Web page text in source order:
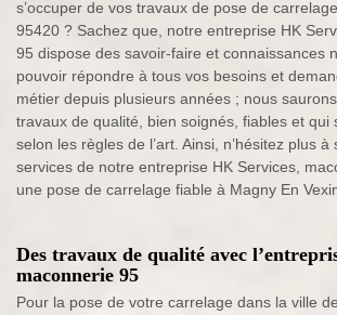
s’occuper de vos travaux de pose de
95420 ? Sachez que, notre entreprise HK
95 dispose des savoir-faire et connaissances
pouvoir répondre à tous vos besoins et
métier depuis plusieurs années ; nous
travaux de qualité, bien soignés, fiables et qui
selon les règles de l’art. Ainsi, n’hésitez plus à
services de notre entreprise HK Services,
une pose de carrelage fiable à Magny En
Des travaux de qualité avec
maconnerie 95
Pour la pose de votre carrelage dans la ville